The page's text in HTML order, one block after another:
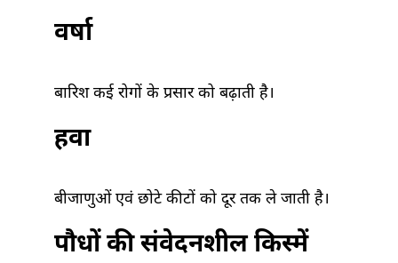
वर्षा
बारिश कई रोगों के प्रसार को बढ़ाती है।
हवा
बीजाणुओं एवं छोटे कीटों को दूर तक ले जाती है।
पौधों की संवेदनशील किस्में